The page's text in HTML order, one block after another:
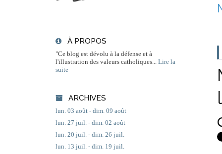
À PROPOS
"Ce blog est dévolu à la défense et à
l'illustration des valeurs catholiques...
Lire la
suite
ARCHIVES
lun. 03 août - dim. 09 août
lun. 27 juil. - dim. 02 août
lun. 20 juil. - dim. 26 juil.
lun. 13 juil. - dim. 19 juil.